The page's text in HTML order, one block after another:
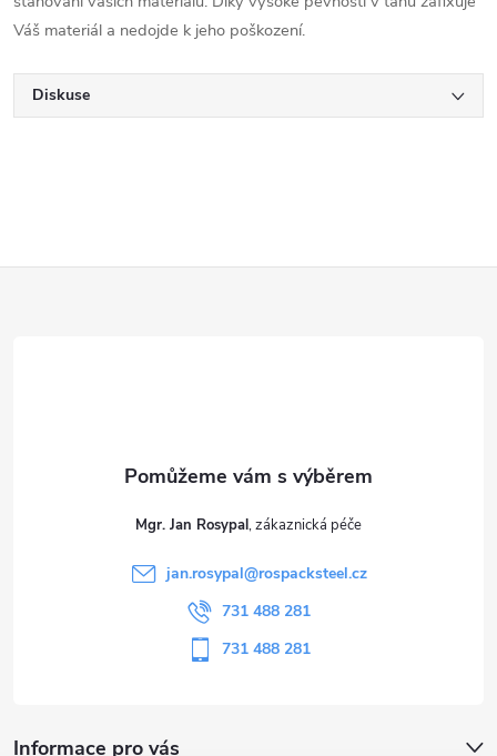
Váš materiál a nedojde k jeho poškození.
Diskuse
Informace pro vás
Mgr. Jan Rosypal
jan.rosypal@rospacksteel.cz
731 488 281
731 488 281